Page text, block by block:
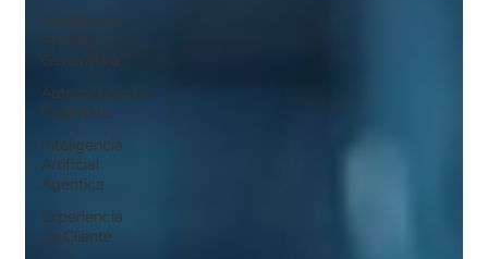
Inteligencia
Artificial
Generativa
Automatización
Cognitiva
Inteligencia
Artificial
Agéntica
Experiencia
de Cliente